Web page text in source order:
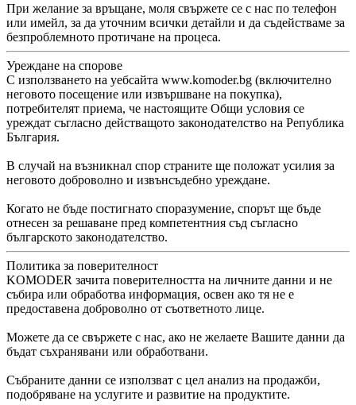
При желание за връщане, моля свържете се с нас по телефон
или имейл, за да уточним всички детайли и да съдействаме за
безпроблемното протичане на процеса.
Уреждане на спорове
С използването на уебсайта www.komoder.bg (включително
неговото посещение или извършване на покупка),
потребителят приема, че настоящите Общи условия се
уреждат съгласно действащото законодателство на Република
България.
В случай на възникнал спор страните ще положат усилия за
неговото доброволно и извънсъдебно уреждане.
Когато не бъде постигнато споразумение, спорът ще бъде
отнесен за решаване пред компетентния съд съгласно
българското законодателство.
Политика за поверителност
KOMODER зачита поверителността на личните данни и не
събира или обработва информация, освен ако тя не е
предоставена доброволно от съответното лице.
Можете да се свържете с нас, ако не желаете Вашите данни да
бъдат съхранявани или обработвани.
Събраните данни се използват с цел анализ на продажби,
подобряване на услугите и развитие на продуктите.